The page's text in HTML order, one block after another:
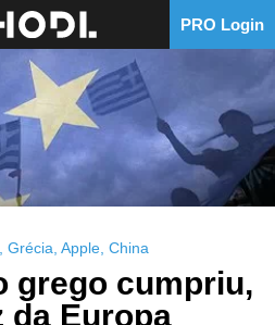
PRO Login
Grécia Apple China
grego cumpriu,
da Europa